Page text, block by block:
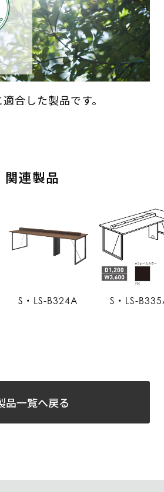
合した製品です。
関連製品
S・LS-B324A S・LS-
品一覧へ戻る